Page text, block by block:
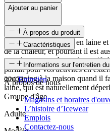
Ajouter au panier
À propos du produit
Le pull Snorralaug est en laine
de la chaleur, et pourtant il est
pour hommes présente le motif
parfait pour vos activités en
cocooning à la maison quand il
laine, qui est naturellement
Caractéristiques
SKU
22471
Groupe d'âge
Adulte
Informations sur l'entretien
Entretien
À propos de nous
Magasins et horaires
L’histoire d’Icewear
Emplois
Contactez-nous